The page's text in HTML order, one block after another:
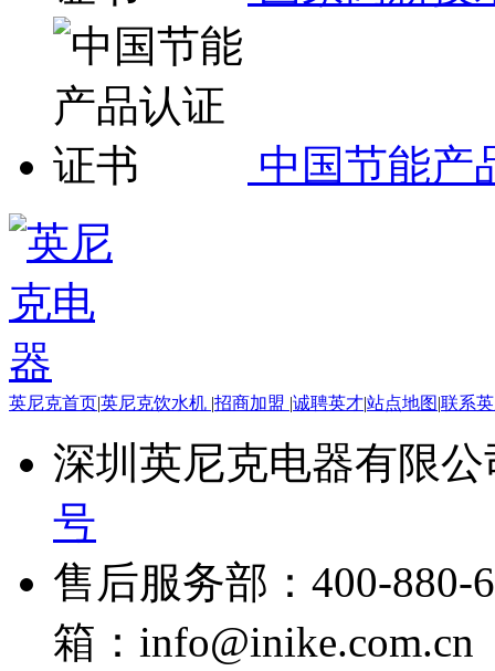
中国节能产
英尼克首页|英尼克饮水机 |招商加盟 |诚聘英才|站点地图|联系
深圳英尼克电器有限
号
售后服务部：400-880-
箱：info@inike.com.cn